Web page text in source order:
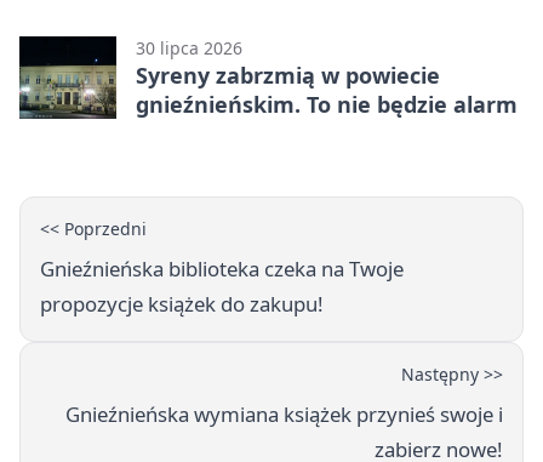
30 lipca 2026
Syreny zabrzmią w powiecie
gnieźnieńskim. To nie będzie alarm
<< Poprzedni
Gnieźnieńska biblioteka czeka na Twoje
propozycje książek do zakupu!
Następny >>
Gnieźnieńska wymiana książek przynieś swoje i
zabierz nowe!